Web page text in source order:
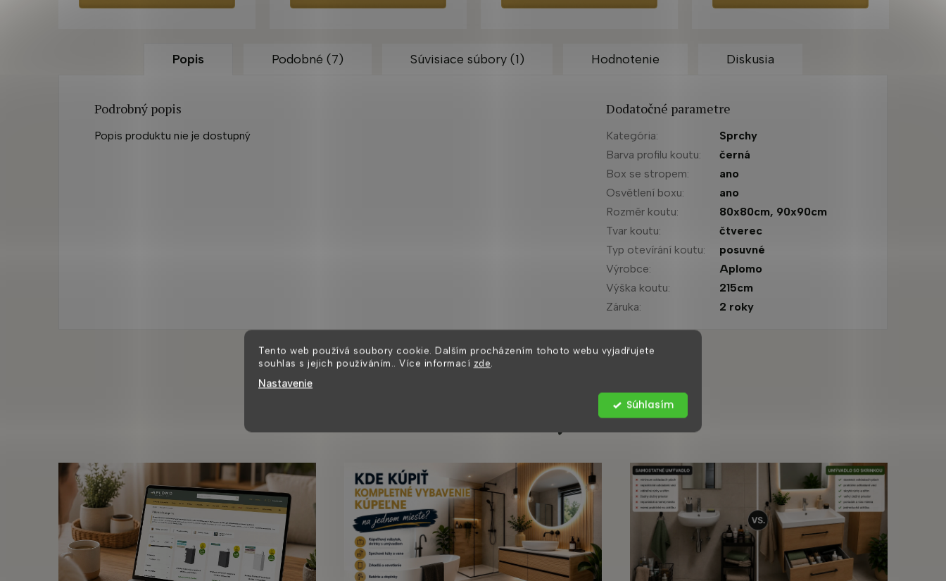
Tento web používá soubory cookie. Dalším procházením tohoto webu vyjadřujete
souhlas s jejich používáním.. Více informací zde
Nastavenie
Súhlasím
Popis Podobné (7) Súvisiace súbory (1) Hodnotenie Diskusia
Podrobný popis
Popis produktu nie je dostupný
Dodatočné parametre
Kategória:
Sprchy
Barva profilu koutu:
černá
Box se stropem:
ano
Osvětlení boxu:
ano
Rozměr koutu: 80x80cm, 90x90cm
Tvar koutu:
čtverec
Typ otevírání koutu:
posuvné
Výrobce:
Aplomo
Výška koutu:
215cm
Záruka: 2 roky